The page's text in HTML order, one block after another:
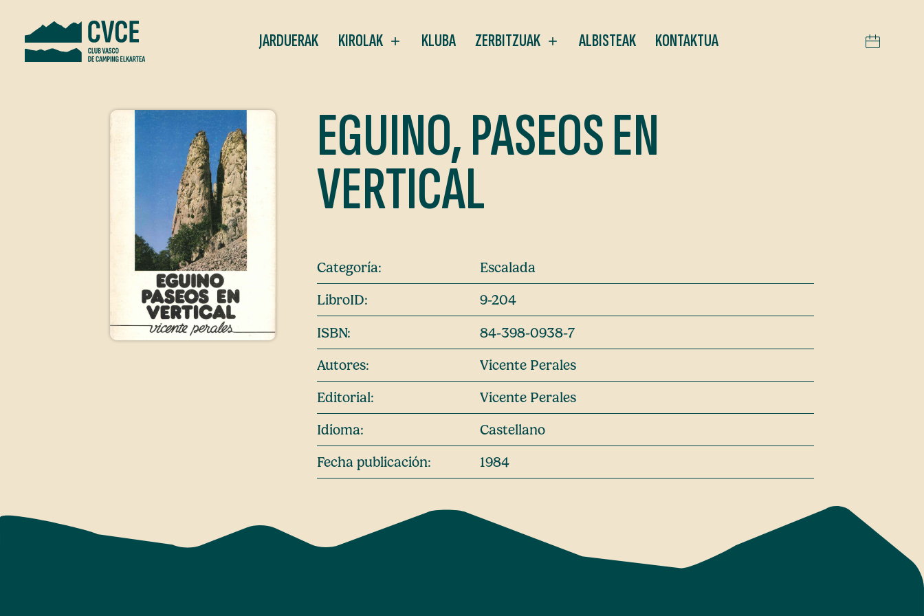
JARDUERAK KIROLAK KLUBA ZERBITZUAK ALBISTEAK KONTAKTUA
EGUINO, PASEOS EN
VERTICAL
Categoría:
Escalada
LibroID:
9-204
ISBN:
84-398-0938-7
Autores:
Vicente Perales
Editorial:
Vicente Perales
Idioma:
Castellano
Fecha publicación:
1984